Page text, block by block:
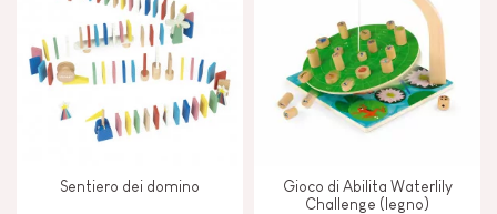
Sentiero dei domino
Gioco di Abilita Waterlily
Challenge (legno)